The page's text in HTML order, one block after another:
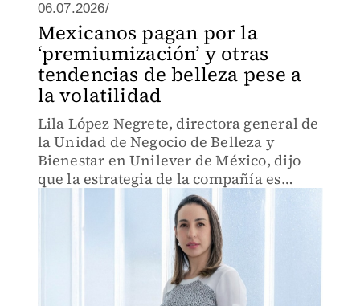
06.07.2026/
Mexicanos pagan por la
‘premiumización’ y otras
tendencias de belleza pese a
la volatilidad
Lila López Negrete, directora general de
la Unidad de Negocio de Belleza y
Bienestar en Unilever de México, dijo
que la estrategia de la compañía es
contar con productos que ofrezcan
resultados tangibles.